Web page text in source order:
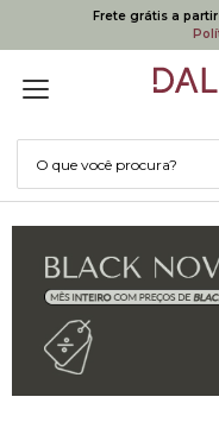
Frete grátis a